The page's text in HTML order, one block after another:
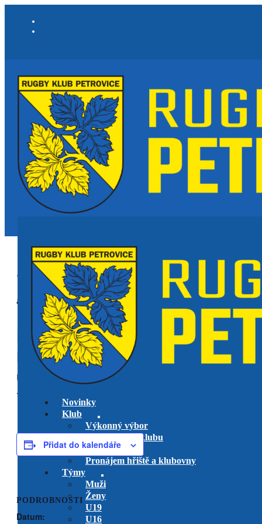
Novinky
Klub
Výkonný výbor
Management klubu
Hlavní trenéři
Pronájem hřiště a klubovny
Týmy
Muži
Ženy
U19
U16
« Všechny Akce
akce již proběhla.
RC Mountfield Říčany vs. RK
Petrovice
utkání play-off
7 června @ 11:00
Přidat do kalendáře
PODROBNOSTI
Datum: